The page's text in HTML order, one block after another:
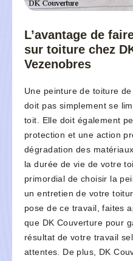
L’avantage de
sur toiture chez
Vezenobres
Une peinture de toiture
doit pas simplement se
toit. Elle doit également
protection et une action
dégradation des
la durée de vie de votre
primordial de choisir la
un entretien de votre
pose de ce travail, faites
que DK Couverture pour
résultat de votre travail
attentes. De plus, DK